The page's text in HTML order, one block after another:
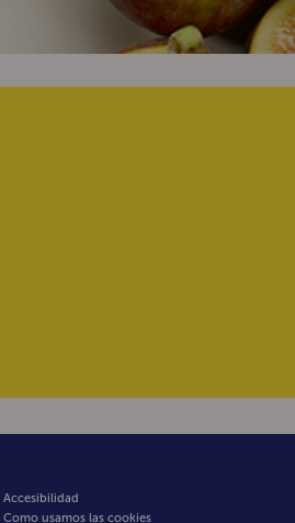
Accesibilidad
Como usamos las cookies